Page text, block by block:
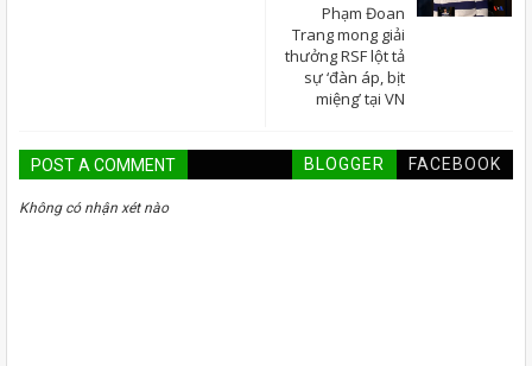
Phạm Đoan
Trang mong giải
thưởng RSF lột tả
sự ‘đàn áp, bịt
miệng’ tại VN
POST A COMMENT BLOGGER FACEBOOK
Không có nhận xét nào